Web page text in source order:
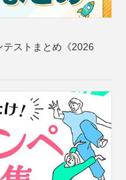
テストまとめ《2026